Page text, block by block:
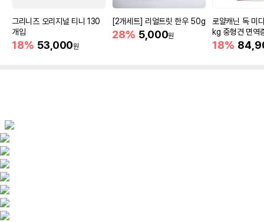
그리니즈 오리지널 티니 130
개입
18% 53,000원
[2개세트] 리얼트릿 한우 50g
28% 5,000원
로얄캐닌 독 미
kg 중형견 면역
18%